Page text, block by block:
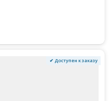
✔ Доступен к заказу